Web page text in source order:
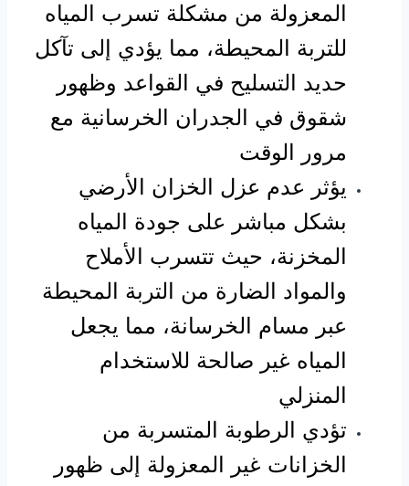
المعزولة من مشكلة تسرب المياه
للتربة المحيطة، مما يؤدي إلى تآكل
حديد التسليح في القواعد وظهور
شقوق في الجدران الخرسانية مع
مرور الوقت
يؤثر عدم عزل الخزان الأرضي
بشكل مباشر على جودة المياه
المخزنة، حيث تتسرب الأملاح
والمواد الضارة من التربة المحيطة
عبر مسام الخرسانة، مما يجعل
المياه غير صالحة للاستخدام
المنزلي
تؤدي الرطوبة المتسربة من
الخزانات غير المعزولة إلى ظهور